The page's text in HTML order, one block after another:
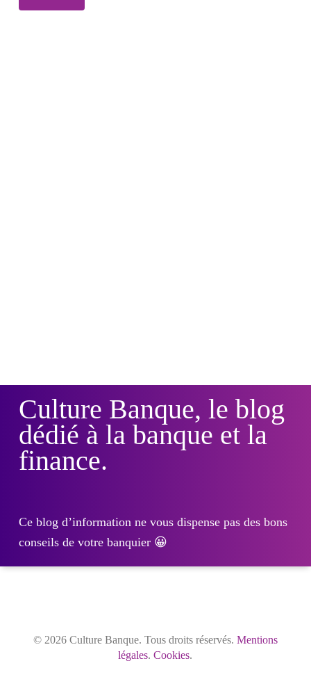
Culture Banque, le blog
dédié à la banque et la
finance.
Ce blog d’information ne vous dispense pas des bons
conseils de votre banquier 😀
© 2026 Culture Banque. Tous droits réservés. Mentions
légales.Cookies.